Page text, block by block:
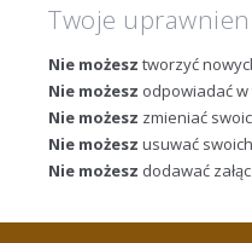
Twoje
Nie możesz tworzyć
Nie możesz odpowiadać
Nie możesz zmieniać
Nie możesz usuwać
Nie możesz dodawać